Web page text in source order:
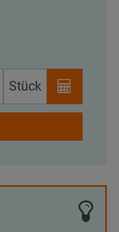
Stück